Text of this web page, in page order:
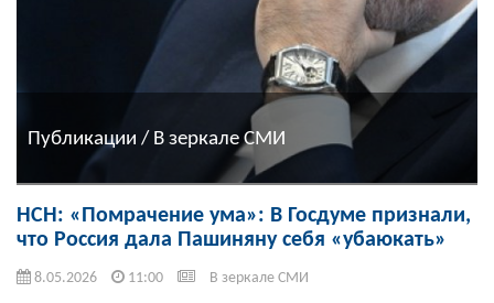
Публикации / В зеркале СМИ
НСН: «Помрачение ума»: В Госдуме признали,
что Россия дала Пашиняну себя «убаюкать»
8.05.2026 11:00 В зеркале СМИ